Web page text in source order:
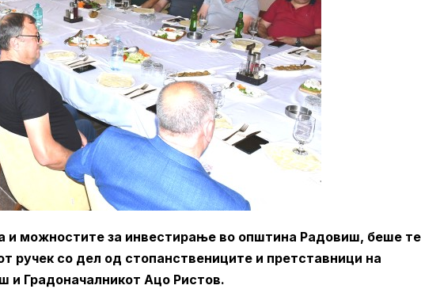
и можностите за инвестирање во општина Радовиш, беше
ручек со дел од стопанствениците и претставници на
и Градоначалникот Ацо Ристов.